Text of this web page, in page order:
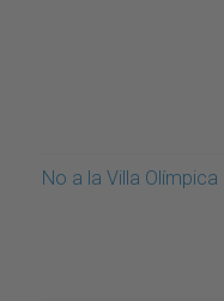
No a la Villa Olímpica